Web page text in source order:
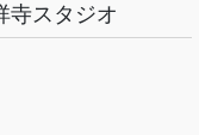
寺スタジオ